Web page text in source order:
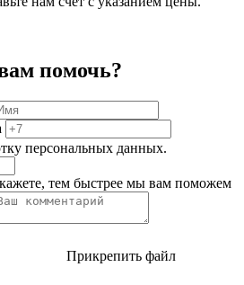
помочь?
персональных данных.
тем быстрее мы вам поможем
Прикрепить файл